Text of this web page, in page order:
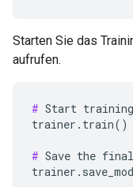
Starten Sie das
aufrufen.
# Start
trainer.train()
# Save the final